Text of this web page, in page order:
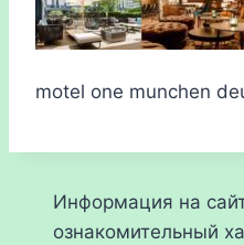
motel one munchen
Информация на
ознакомительный